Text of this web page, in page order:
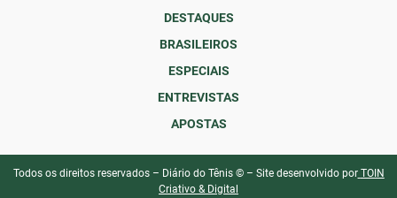
DESTAQUES
BRASILEIROS
ESPECIAIS
ENTREVISTAS
APOSTAS
Todos os direitos reservados – Diário do Tênis © – Site desenvolvido por TOIN
Criativo & Digital